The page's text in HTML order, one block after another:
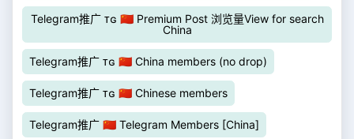
Telegram推广 ᴛɢ 🇨🇳 Premium Post 浏览量View for search
China
Telegram推广 ᴛɢ 🇨🇳 China members (no drop)
Telegram推广 ᴛɢ 🇨🇳 Chinese members
Telegram推广 🇨🇳 Telegram Members [China]